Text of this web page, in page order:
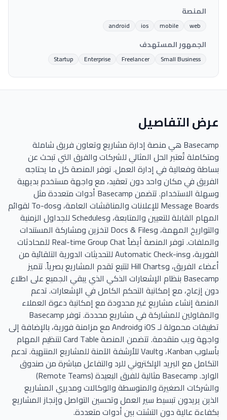
المنصة
web
mobile
ios
android
الجمهور المستهدف
Small Business
Freelancer
Enterprise
Startup
عرض التفاصيل
Basecamp هي منصة إدارة مشاريع وتعاون فريق شاملة
ومتكاملة تُعتبر الحل المثالي للشركات والفرق التي تبحث عن
بساطة وفعالية في إدارة العمل. توفر المنصة كل ما يحتاجه
الفريق في مكان واحد دون تعقيد، مع واجهة مستخدم بديهية
وسهلة الاستخدام. تتضمن Basecamp أدوات متعددة مثل
Message Boards للإعلانات والمناقشات العامة، وTo-dos لقوائم
المهام القابلة للتعيين والمتابعة، وSchedules للجداول الزمنية
والتواريخ المهمة، وDocs & Files لتخزين ومشاركة المستندات
والملفات. توفر المنصة أيضاً Real-time Group Chat للمحادثات
الفورية، وAutomatic Check-ins للتحديثات الدورية التلقائية من
أعضاء الفريق، وHill Charts لتتبع تقدم المشاريع بصرياً. تتميز
Basecamp بنظام الإشعارات الذكي الذي يبقي الجميع على اطلاع
دون إزعاج، مع إمكانية التحكم الكامل في الإشعارات. تدعم
المنصة إنشاء مشاريع غير محدودة مع إمكانية دعوة العملاء
والمقاولين للمشاركة في مشاريع محددة. توفر Basecamp
تطبيقات محمولة لـ iOS وAndroid مع مزامنة فورية، بالإضافة إلى
واجهة ويب متقدمة. تتضمن المنصة Card Table لتنظيم المهام
بأسلوب Kanban، وVault للأرشفة الآمنة للمشاريع المنتهية. تدعم
التكامل مع البريد الإلكتروني للرد والتفاعل مباشرة من صندوق
الوارد. Basecamp مثالية للفرق البعيدة (Remote Teams)
والشركات الصغيرة والمتوسطة والوكالات ومديري المشاريع
الذين يريدون تبسيط سير العمل وتحسين التواصل وإنجاز المشاريع
بكفاءة عالية دون التشتت بين أدوات متعددة.